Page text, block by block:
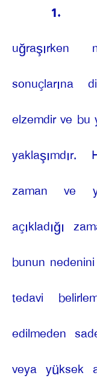
1.
uğraşırken
sonuçlarına
elzemdir ve bu
zaman ve
açıkladığı
bunun
tedavi
edilmeden
veya yüksek